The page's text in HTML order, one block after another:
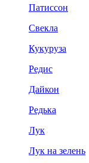
Патиссон
Свекла
Кукуруза
Редис
Дайкон
Редька
Лук
Лук на зелень